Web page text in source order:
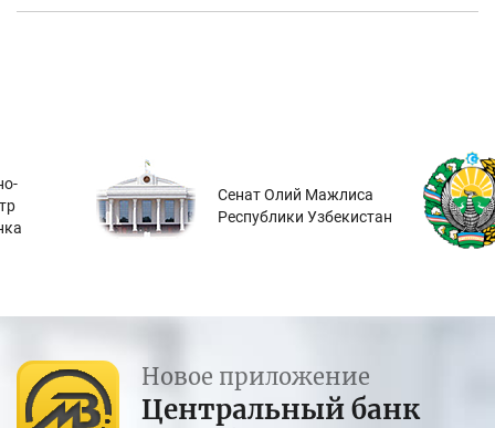
Сенат Олий Мажлиса
Республики Узбекистан
Новое приложение
Центральный банк